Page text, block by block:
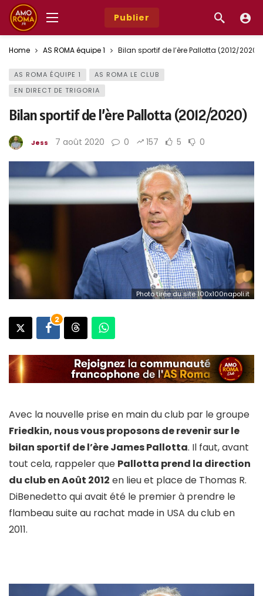
Publier
Home AS ROMA équipe 1 Bilan sportif de l’ère Pallotta (2012/2020)
AS ROMA ÉQUIPE 1
AS ROMA LE CLUB
EN DIRECT DE TRIGORIA
Bilan sportif de l’ère Pallotta (2012/2020)
Jess 7 août 2020 0 157 5 0
Photo tirée du site 100x100napoli.it
2
Avec la nouvelle prise en main du club par le groupe
Friedkin, nous vous proposons de revenir sur le
bilan sportif de l’ère James Pallotta. Il faut, avant
tout cela, rappeler que Pallotta prend la direction
du club en Août 2012 en lieu et place de Thomas R.
DiBenedetto qui avait été le premier à prendre le
flambeau suite au rachat made in USA du club en
2011.